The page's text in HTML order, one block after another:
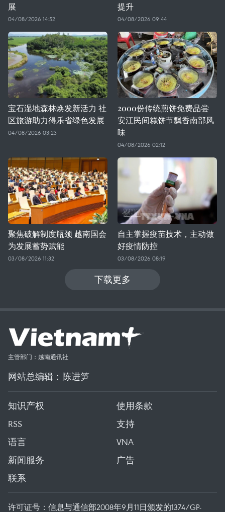
展
04/08/2026 14:52
提升
04/08/2026 09:44
宝石湿地森林焕发新活力 社
区旅游助力得乐省绿色发展
04/08/2026 03:23
2000份传统煎饼免费品尝
安江民间糕饼节飘香南部风
味
04/08/2026 02:12
聚焦破解制度瓶颈 越南国会
为发展蓄势赋能
03/08/2026 11:32
自主掌握疫苗技术，主动做
好疫情防控
03/08/2026 08:19
下载更多
主管部门：越南通讯社
网站总编辑：陈进笋
知识产权
使用条款
RSS
支持
语言
VNA
新闻服务
广告
联系
许可证号：信息与通信部2008年9月11日颁发的1374/GP-